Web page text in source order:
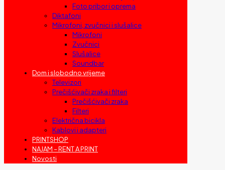
Foto pribor i oprema
Diktafoni
Mikrofoni, zvučnici i slušalice
Mikrofoni
Zvučnici
Slušalice
Soundbar
Dom i slobodno vrijeme
Televizori
Prečišćivači zraka i filteri
Prečišćivači zraka
Filteri
Električna bicikla
Kablovi i adapteri
PRINTSHOP
NAJAM – RENT A PRINT
Novosti